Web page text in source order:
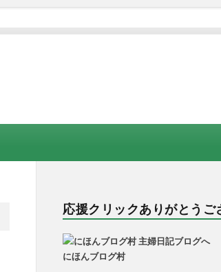
応援クリックありがとうご
にほんブログ村